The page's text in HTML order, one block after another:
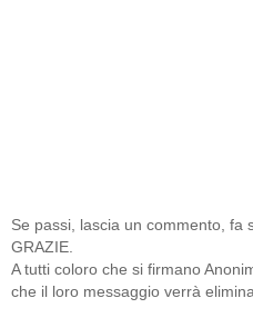
Se passi, lascia un commento, fa
GRAZIE.
A tutti coloro che si firmano
che il loro messaggio verrà